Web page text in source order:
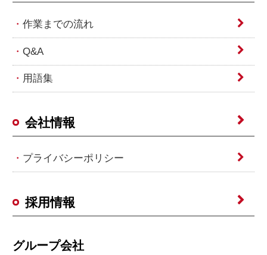
作業までの流れ
Q&A
用語集
会社情報
プライバシーポリシー
採用情報
グループ会社